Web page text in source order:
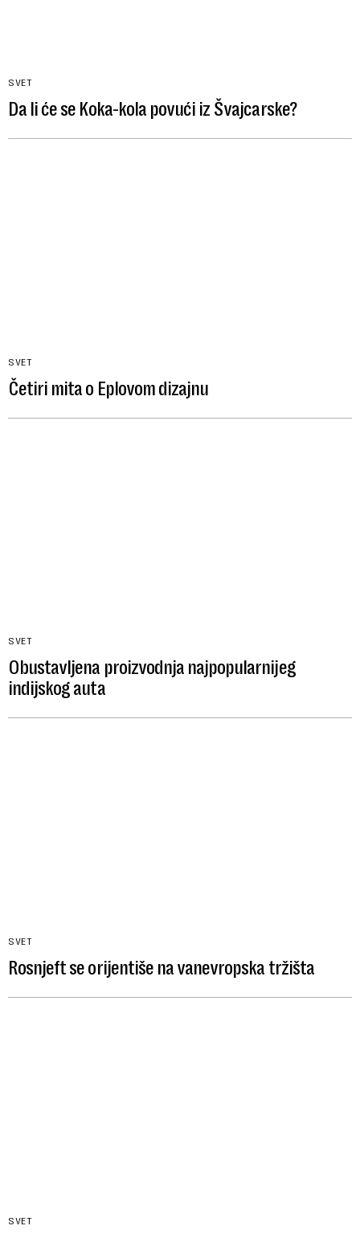
SVET
Da li će se Koka-kola povući iz Švajcarske?
SVET
Četiri mita o Eplovom dizajnu
SVET
Obustavljena proizvodnja najpopularnijeg
indijskog auta
SVET
Rosnjeft se orijentiše na vanevropska tržišta
SVET